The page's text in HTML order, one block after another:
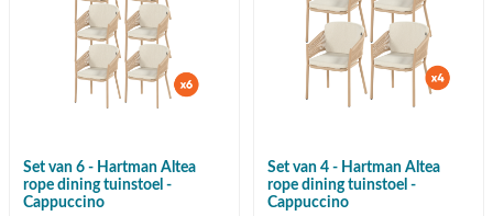
Set van 6 - Hartman Altea
rope dining tuinstoel -
Cappuccino
Set van 4 - Hartman Altea
rope dining tuinstoel -
Cappuccino